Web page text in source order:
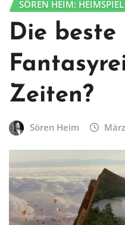
SÖREN HEIM: HEIMSPIEL
Die beste
Zeiten?
Sören Heim